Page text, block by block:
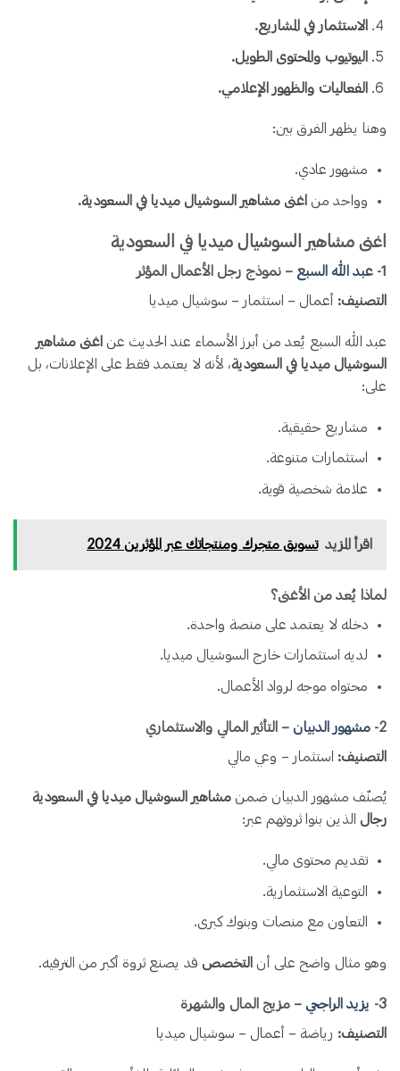
الاستثمار في المشاريع.
اليوتيوب والمحتوى الطويل.
الفعاليات والظهور الإعلامي.
وهنا يظهر الفرق بين:
مشهور عادي.
وواحد من اغنى مشاهير السوشيال ميديا في السعودية.
اغنى مشاهير السوشيال ميديا في السعودية
1️- عبد الله السبع – نموذج رجل الأعمال المؤثر
التصنيف: أعمال – استثمار – سوشيال ميديا
عبد الله السبع يُعد من أبرز الأسماء عند الحديث عن اغنى مشاهير
السوشيال ميديا في السعودية، لأنه لا يعتمد فقط على الإعلانات، بل
على:
مشاريع حقيقية.
استثمارات متنوعة.
علامة شخصية قوية.
اقرأ المزيد تسويق متجرك ومنتجاتك عبر المؤثرين 2024
لماذا يُعد من الأغنى؟
دخله لا يعتمد على منصة واحدة.
لديه استثمارات خارج السوشيال ميديا.
محتواه موجه لرواد الأعمال.
2️- مشهور الدبيان – التأثير المالي والاستثماري
التصنيف: استثمار – وعي مالي
يُصنّف مشهور الدبيان ضمن مشاهير السوشيال ميديا في السعودية
رجال الذين بنوا ثروتهم عبر:
تقديم محتوى مالي.
التوعية الاستثمارية.
التعاون مع منصات وبنوك كبرى.
وهو مثال واضح على أن التخصص قد يصنع ثروة أكبر من الترفيه.
3️- يزيد الراجحي – مزيج المال والشهرة
التصنيف: رياضة – أعمال – سوشيال ميديا